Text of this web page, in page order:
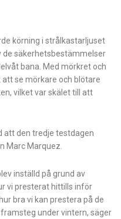
körning i strålkastarljuset
de säkerhetsbestämmelser
bana. Med mörkret och
se mörkare och blötare
vilket var skälet till att
att den tredje testdagen
Marc Marquez.
inställd på grund av
vi presterat hittills inför
bra vi kan prestera på de
under vintern, säger